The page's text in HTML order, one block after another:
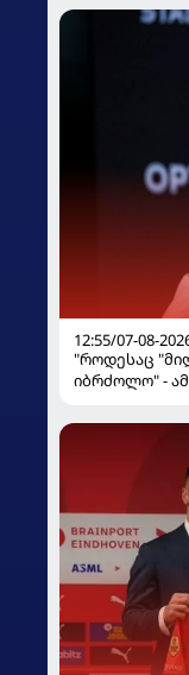
12:55/07-08-
"როდესაც
იბრძოლო" -